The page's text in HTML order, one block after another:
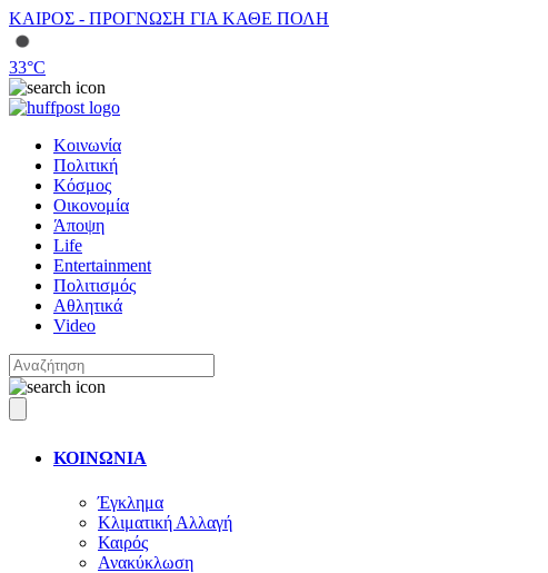
ΚΑΙΡΟΣ - ΠΡΟΓΝΩΣΗ ΓΙΑ ΚΑΘΕ ΠΟΛΗ
33°C
Κοινωνία
Πολιτική
Κόσμος
Οικονομία
Άποψη
Life
Entertainment
Πολιτισμός
Αθλητικά
Video
ΚΟΙΝΩΝΙΑ
Έγκλημα
Κλιματική Αλλαγή
Καιρός
Ανακύκλωση